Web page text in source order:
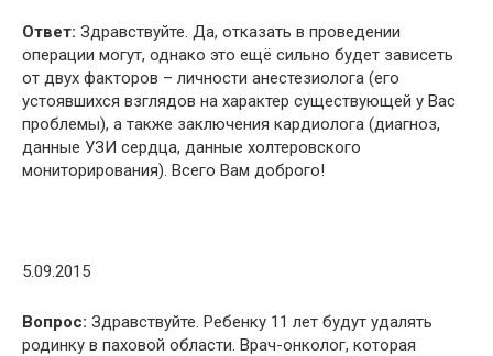
Ответ: Здравствуйте. Да, отказать в проведении
операции могут, однако это ещё сильно будет зависеть
от двух факторов – личности анестезиолога (его
устоявшихся взглядов на характер существующей у Вас
проблемы), а также заключения кардиолога (диагноз,
данные УЗИ сердца, данные холтеровского
мониторирования). Всего Вам доброго!
5.09.2015
Вопрос: Здравствуйте. Ребенку 11 лет будут удалять
родинку в паховой области. Врач-онколог, которая